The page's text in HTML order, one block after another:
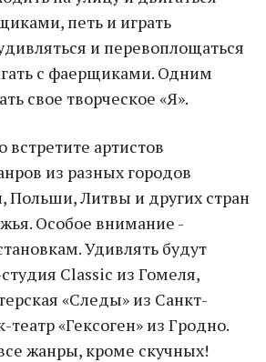
петь и играть
и перевоплощаться
с фаерщиками. Одним
свое творческое «Я».
встретите артистов
из разных городов
Польши, Литвы и других стран
Особое внимание -
Удивлять будут
Classic из Гомеля,
«Следы» из Санкт-
театр «Гексоген» из Гродно.
жанры, кроме скучных!